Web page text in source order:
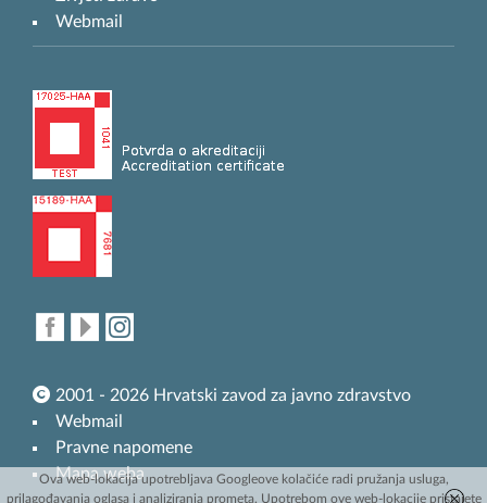
Webmail
2001 - 2026 Hrvatski zavod za javno zdravstvo
Webmail
Pravne napomene
Mapa weba
Ova web-lokacija upotrebljava Googleove kolačiće radi pružanja usluga,
prilagođavanja oglasa i analiziranja prometa. Upotrebom ove web-lokacije pristajete